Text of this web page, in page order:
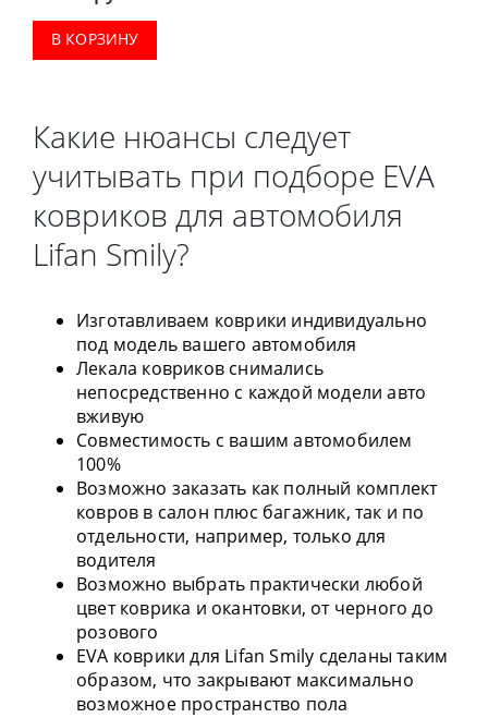
В КОРЗИНУ
Какие нюансы следует
учитывать при подборе EVA
ковриков для автомобиля
Lifan Smily?
Изготавливаем коврики индивидуально
под модель вашего автомобиля
Лекала ковриков снимались
непосредственно с каждой модели авто
вживую
Совместимость с вашим автомобилем
100%
Возможно заказать как полный комплект
ковров в салон плюс багажник, так и по
отдельности, например, только для
водителя
Возможно выбрать практически любой
цвет коврика и окантовки, от черного до
розового
EVA коврики для Lifan Smily сделаны таким
образом, что закрывают максимально
возможное пространство пола